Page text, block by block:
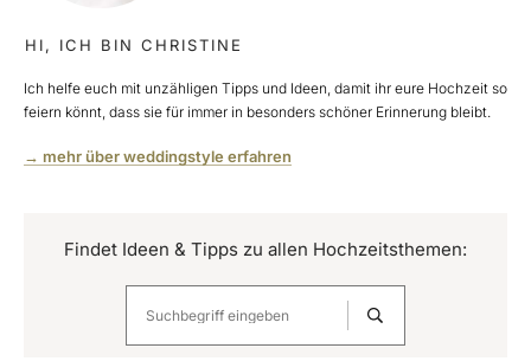
HI, ICH BIN CHRISTINE
Ich helfe euch mit unzähligen Tipps und Ideen, damit ihr eure Hochzeit so
feiern könnt, dass sie für immer in besonders schöner Erinnerung bleibt.
→ mehr über weddingstyle erfahren
Findet Ideen & Tipps zu allen Hochzeitsthemen: